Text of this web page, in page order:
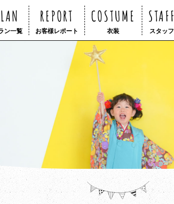
ン一覧
REPORT
お客様レポート
COSTUME
衣装
STAFF
スタッフ